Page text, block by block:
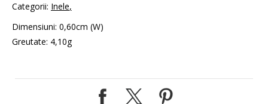
Categorii: Inele
Dimensiuni: 0,60cm (W)
Greutate: 4,10g